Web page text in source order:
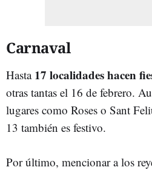
Carnaval
Hasta 17 localidades hacen
otras tantas el 16 de febrero.
lugares como Roses o Sant
13 también es festivo.
Por último, mencionar a los